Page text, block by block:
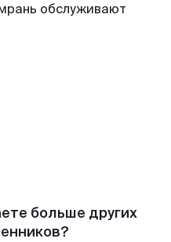
обслуживают
больше других